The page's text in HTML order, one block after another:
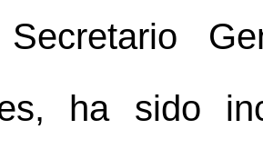
Secretario
ha sido